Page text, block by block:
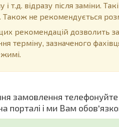
і т.д. відразу після заміни.
Також не рекомендується
рекомендацій дозволить
терміну, зазначеного
замовлення
порталі і ми Вам